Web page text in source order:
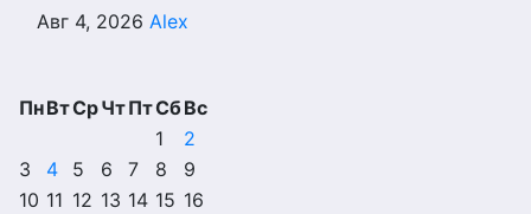
Авг 4, 2026 Alex
ПнВтСрЧтПтСбВс
1
2
3
4 5 6 7 8
9
10 11 12 13 14 15 16